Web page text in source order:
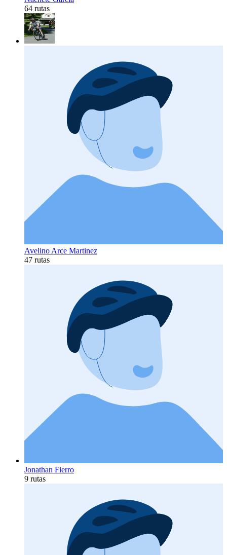
64 rutas
Avelino Arce Martinez
47 rutas
Jonathan Fierro
9 rutas